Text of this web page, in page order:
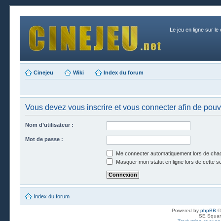
Le jeu en ligne sur le
Cinejeu Wiki Index du forum
Vous devez vous inscrire et vous connecter afin de
Nom d’utilisateur :
Mot de passe :
Me connecter automatiquement lors de
Masquer mon statut en ligne lors de cette
Index du forum
Powered by phpBB
SE